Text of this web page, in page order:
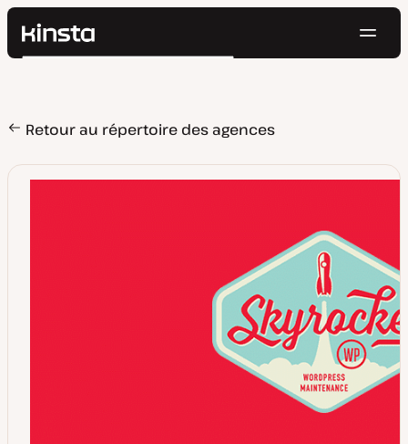
Kinsta®
Prix
Ressources
Contact
Rechercher
Retour au répertoire des agences